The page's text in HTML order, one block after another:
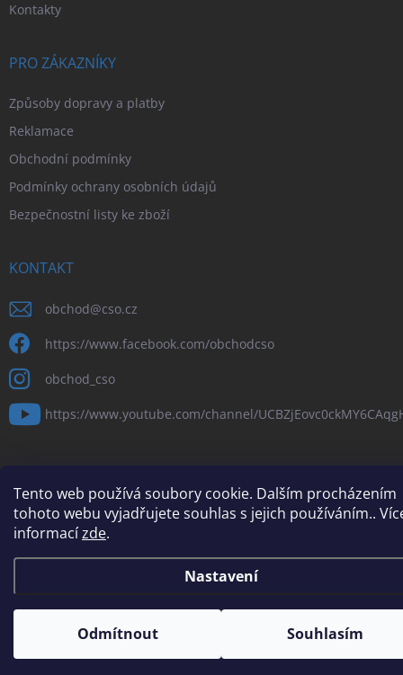
Tento web používá soubory cookie. Dalším procházením
tohoto webu vyjadřujete souhlas s jejich používáním..
informacízde.
Nastavení
Odmítnout Souhlasím
Kontakty
PRO ZÁKAZNÍKY
Způsoby dopravy a platby
Reklamace
Obchodní podmínky
Podmínky ochrany osobních údajů
Bezpečnostní listy ke zboží
KONTAKT
obchod@cso.cz
https://www.facebook.com/obchodcso
obchod_cso
https://www.youtube.com/channel/
Copyright 2026Obchod a služby ČSO, s.r.o . Všechna práva vyhrazena.